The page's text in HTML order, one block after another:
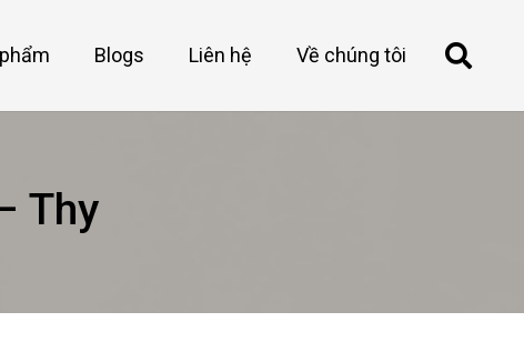
Blogs Liên hệ Về chúng tôi
Thy